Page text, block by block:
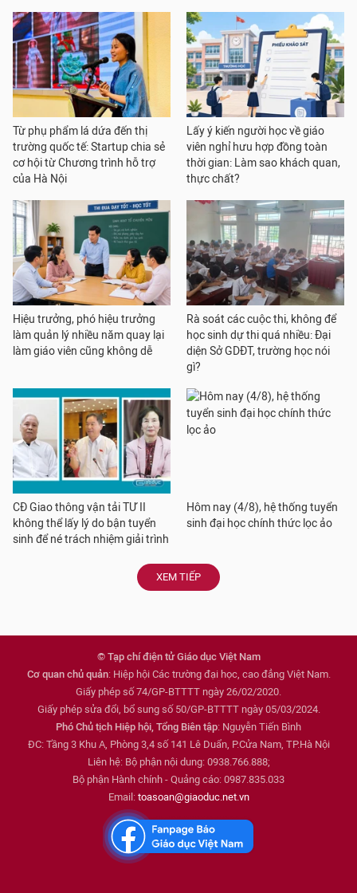
Từ phụ phẩm lá dứa đến thị
trường quốc tế: Startup chia sẻ
cơ hội từ Chương trình hỗ trợ
của Hà Nội
Lấy ý kiến người học về giáo
viên nghỉ hưu hợp đồng toàn
thời gian: Làm sao khách quan,
thực chất?
Hiệu trưởng, phó hiệu trưởng
làm quản lý nhiều năm quay lại
làm giáo viên cũng không dễ
Rà soát các cuộc thi, không để
học sinh dự thi quá nhiều: Đại
diện Sở GDĐT, trường học nói
gì?
CĐ Giao thông vận tải TƯ II
không thể lấy lý do bận tuyển
sinh để né trách nhiệm giải trình
Hôm nay (4/8), hệ thống tuyển
sinh đại học chính thức lọc ảo
XEM TIẾP
© Tạp chí điện tử Giáo dục Việt Nam
Cơ quan chủ quản: Hiệp hội Các trường đại học, cao đẳng Việt Nam.
Giấy phép số 74/GP-BTTTT ngày 26/02/2020.
Giấy phép sửa đổi, bổ sung số 50/GP-BTTTT ngày 05/03/2024.
Phó Chủ tịch Hiệp hội, Tổng Biên tập: Nguyễn Tiến Bình
ĐC: Tầng 3 Khu A, Phòng 3,4 số 141 Lê Duẩn, P.Cửa Nam, TP.Hà Nội
Liên hệ: Bộ phận nội dung: 0938.766.888;
Bộ phận Hành chính - Quảng cáo: 0987.835.033
Email: toasoan@giaoduc.net.vn